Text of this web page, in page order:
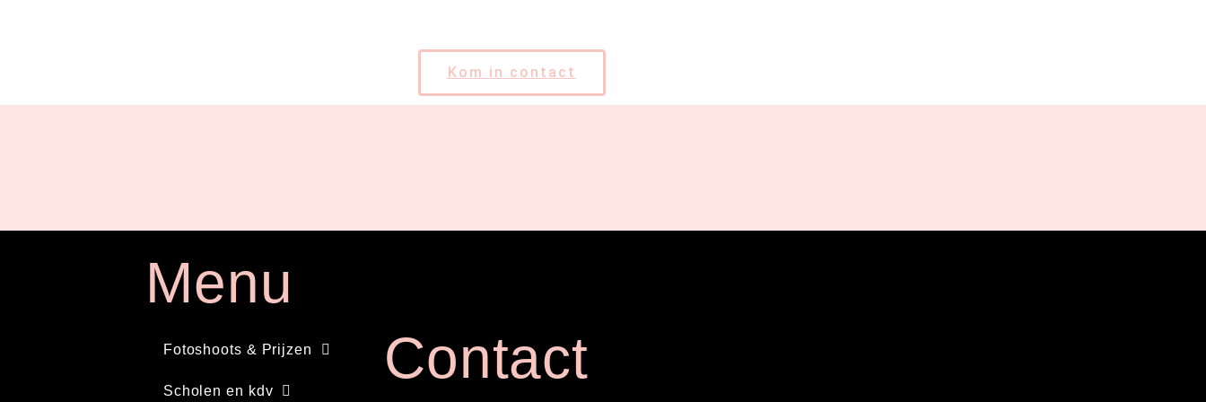
Kom in contact
Menu
Fotoshoots & Prijzen
Scholen en kdv
Contact